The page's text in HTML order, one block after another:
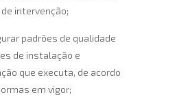
intervenção;
padrões de qualidade
de instalação e
que executa, de acordo
em vigor;